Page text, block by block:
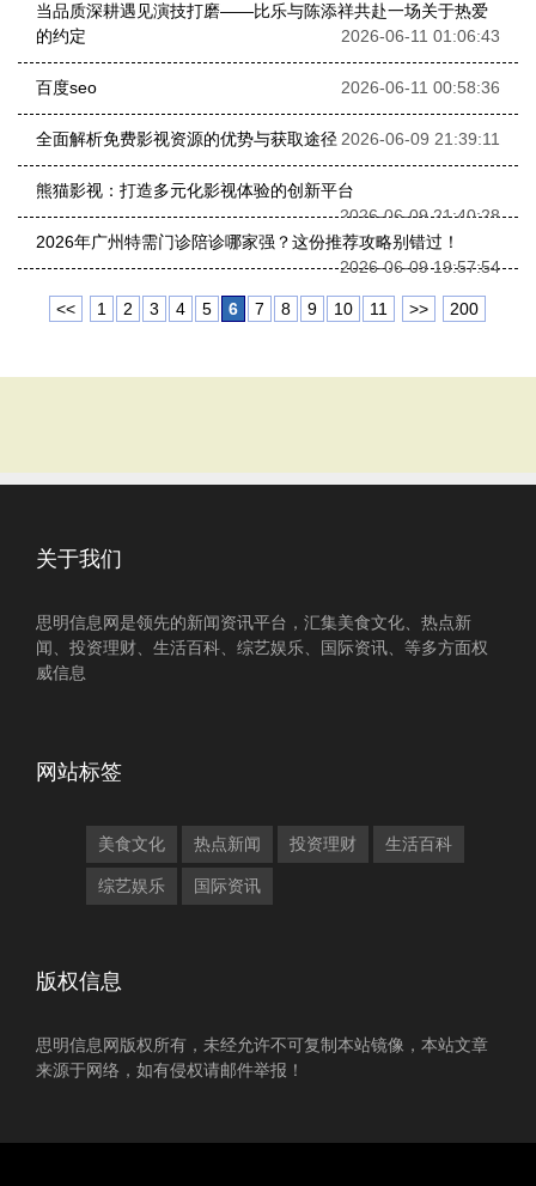
当品质深耕遇见演技打磨——比乐与陈添祥共赴一场关于热爱
的约定
2026-06-11 01:06:43
百度seo 2026-06-11 00:58:36
全面解析免费影视资源的优势与获取途径 2026-06-09 21:39:11
熊猫影视：打造多元化影视体验的创新平台
2026-06-09 21:40:28
2026年广州特需门诊陪诊哪家强？这份推荐攻略别错过！
2026-06-09 19:57:54
<< 1 2 3 4 5 6 7 8 9 10 11 >> 200
关于我们
思明信息网是领先的新闻资讯平台，汇集美食文化、热点新
闻、投资理财、生活百科、综艺娱乐、国际资讯、等多方面权
威信息
网站标签
美食文化 热点新闻 投资理财 生活百科
综艺娱乐 国际资讯
版权信息
思明信息网版权所有，未经允许不可复制本站镜像，本站文章
来源于网络，如有侵权请邮件举报！